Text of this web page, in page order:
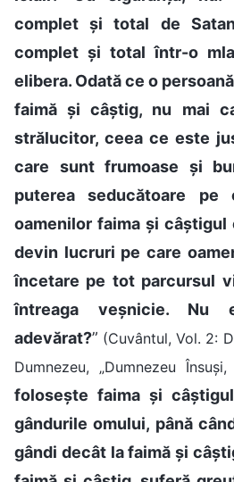
complet și total de
complet și total într-o
elibera. Odată ce o
faimă și câștig, nu mai
strălucitor, ceea ce este
care sunt frumoase și
puterea seducătoare
oamenilor faima și câștigul
devin lucruri pe care
încetare pe tot parcursul
întreaga veșnicie. Nu
adevărat?” (Cuvântul, Vol. 2:
Dumnezeu, „Dumnezeu
folosește faima și
gândurile omului, până
gândi decât la faimă și